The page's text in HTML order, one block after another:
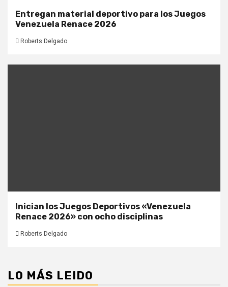
Entregan material deportivo para los Juegos
Venezuela Renace 2026
Roberts Delgado
Inician los Juegos Deportivos «Venezuela
Renace 2026» con ocho disciplinas
Roberts Delgado
LO MÁS LEIDO